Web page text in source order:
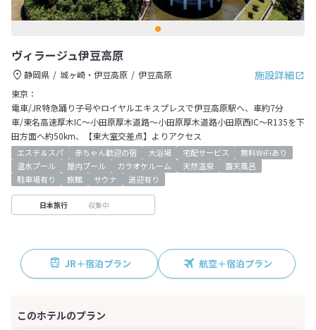
ヴィラージュ伊豆高原
施設詳細
静岡県 城ヶ崎・伊豆高原
伊豆高原
東京：
電車/JR特急踊り子号やロイヤルエキスプレスで伊豆高原駅へ、車約7分
車/東名高速厚木IC～小田原厚木道路～小田原厚木道路小田原西IC～R135を下
田方面へ約50km、【東大室交差点】よりアクセス
エステ＆スパ 赤ちゃん歓迎の宿 大浴場 宅配サービス
無料WiFiあり
温水プール
屋内プール カラオケルーム 天然温泉
露天風呂
駐車場有り
旅館 サウナ 送迎有り
日本旅行 収集中
JR＋宿泊プラン 航空＋宿泊プラン